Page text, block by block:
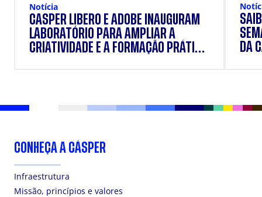
Notícia
CÁSPER LÍBERO E ADOBE INAUGURAM
LABORATÓRIO PARA AMPLIAR A
CRIATIVIDADE E A FORMAÇÃO PRÁTICA
DA
CONHEÇA A CÁSPER
Infraestrutura
Missão, princípios e valores